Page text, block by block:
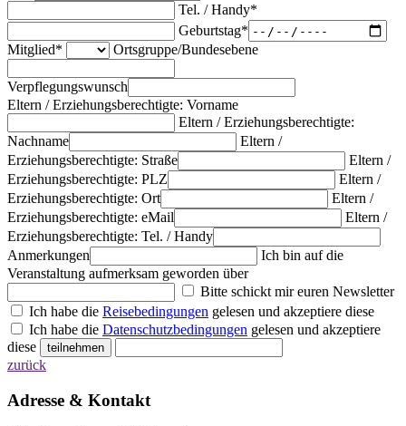
Tel. / Handy*
Geburtstag*
Mitglied*
Ortsgruppe/Bundesebene
Verpflegungswunsch
Eltern / Erziehungsberechtigte: Vorname
Eltern / Erziehungsberechtigte:
Nachname
Eltern /
Erziehungsberechtigte: Straße
Eltern /
Erziehungsberechtigte: PLZ
Eltern /
Erziehungsberechtigte: Ort
Eltern /
Erziehungsberechtigte: eMail
Eltern /
Erziehungsberechtigte: Tel. / Handy
Anmerkungen
Ich bin auf die
Veranstaltung aufmerksam geworden über
Bitte schickt mir euren Newsletter
Ich habe die Reisebedingungen gelesen und akzeptiere diese
Ich habe die Datenschutzbedingungen gelesen und akzeptiere
diese
zurück
Adresse & Kontakt